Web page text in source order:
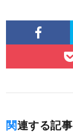
関連する記事